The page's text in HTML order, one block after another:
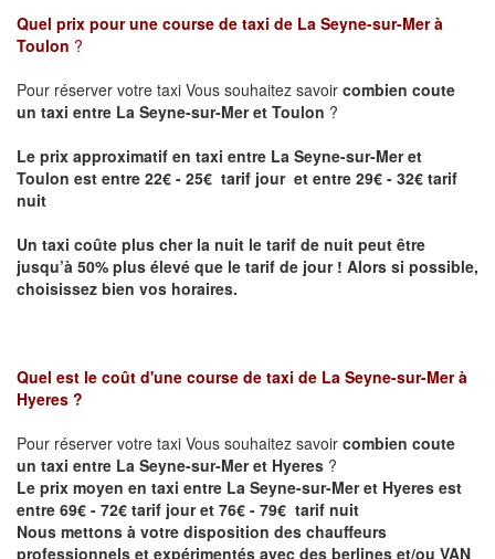
Quel prix pour une course de taxi de La Seyne-sur-Mer à
Toulon ?
Pour réserver votre taxi Vous souhaitez savoir combien coute
un taxi entre La Seyne-sur-Mer et Toulon ?
Le prix approximatif en taxi entre La Seyne-sur-Mer et
Toulon est entre 22€ - 25€ tarif jour et entre 29€ - 32€ tarif
nuit
Un taxi coûte plus cher la nuit le tarif de nuit peut être
jusqu’à 50% plus élevé que le tarif de jour ! Alors si possible,
choisissez bien vos horaires.
Quel est le coût d'une course de taxi de La Seyne-sur-Mer à
Hyeres ?
Pour réserver votre taxi Vous souhaitez savoir combien coute
un taxi entre La Seyne-sur-Mer et Hyeres ?
Le prix moyen en taxi entre La Seyne-sur-Mer et Hyeres est
entre 69€ - 72€ tarif jour et 76€ - 79€ tarif nuit
Nous mettons à votre disposition des chauffeurs
professionnels et expérimentés avec des berlines et/ou VAN